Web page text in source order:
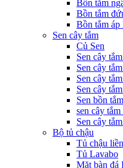
Bồn tắm
Bồn tắm
Bồn tắm áp
Sen cây tắm
Củ Sen
Sen cây
Sen cây
Sen cây
Sen cây
Sen bồn tắm
sen cây
Sen cây
Bộ tủ chậu
Tủ chậu
Tủ Lavabo
Mặt bàn đá